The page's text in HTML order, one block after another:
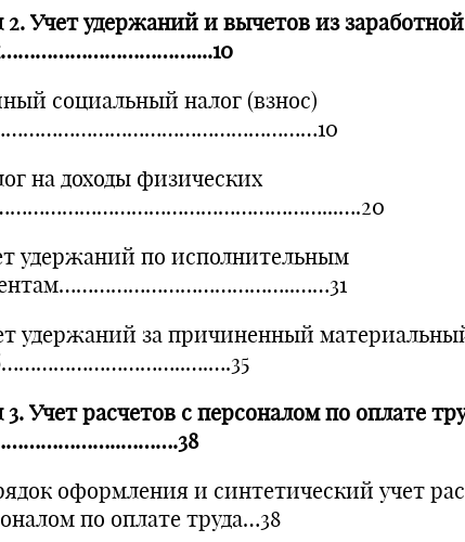
2. Учет удержаний и вычетов из заработной
социальный налог (взнос)
на доходы физических
удержаний по исполнительным
удержаний за причиненный
3. Учет расчетов с персоналом по оплате
оформления и синтетический учет
по оплате труда…38